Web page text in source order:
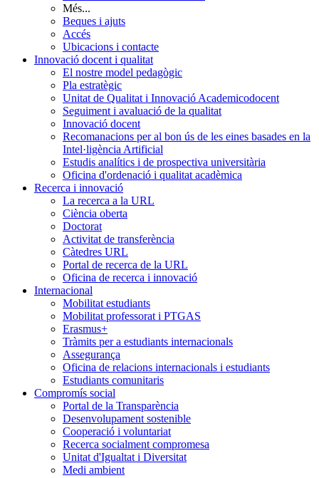
Més...
Beques i ajuts
Accés
Ubicacions i contacte
Innovació docent i qualitat
El nostre model pedagògic
Pla estratègic
Unitat de Qualitat i Innovació Academicodocent
Seguiment i avaluació de la qualitat
Innovació docent
Recomanacions per al bon ús de les eines basades en la
Intel·ligència Artificial
Estudis analítics i de prospectiva universitària
Oficina d'ordenació i qualitat acadèmica
Recerca i innovació
La recerca a la URL
Ciència oberta
Doctorat
Activitat de transferència
Càtedres URL
Portal de recerca de la URL
Oficina de recerca i innovació
Internacional
Mobilitat estudiants
Mobilitat professorat i PTGAS
Erasmus+
Tràmits per a estudiants internacionals
Assegurança
Oficina de relacions internacionals i estudiants
Estudiants comunitaris
Compromís social
Portal de la Transparència
Desenvolupament sostenible
Cooperació i voluntariat
Recerca socialment compromesa
Unitat d'Igualtat i Diversitat
Medi ambient